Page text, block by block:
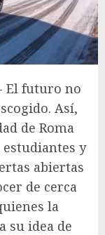
El futuro no
Así,
de Roma
estudiantes y
abiertas
de cerca
la
su idea de